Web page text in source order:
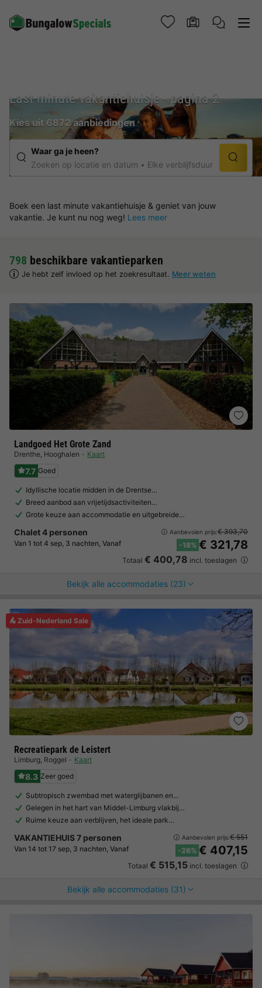
Last minute vakantiehuisje - pagina 2
Kies uit 6872 aanbiedingen
Waar ga je heen?
Zoeken op locatie en datum
Elke verblijfsduur
Boek een last minute vakantiehuisje & geniet van jouw
vakantie. Je kunt nu nog weg! Lees meer
798 beschikbare vakantieparken
Je hebt zelf invloed op het zoekresultaat. Meer weten
Landgoed Het Grote Zand
Drenthe, Hooghalen Kaart
7.7 Goed
Idyllische locatie midden in de Drentse…
Breed aanbod aan vrijetijdsactiviteiten…
Grote keuze aan accommodatie en uitgebreide…
Chalet 4 personen
Van 1 tot 4 sep, 3 nachten, Vanaf
Aanbevolen prijs:€ 393,70
-18% € 321,78
Totaal € 400,78 incl. toeslagen
Bekijk alle accommodaties (23)
Zuid-Nederland Sale
Recreatiepark de Leistert
Limburg, Roggel Kaart
8.3 Zeer goed
Subtropisch zwembad met waterglijbanen en…
Gelegen in het hart van Middel-Limburg vlakbij…
Ruime keuze aan verblijven, het ideale park…
VAKANTIEHUIS 7 personen
Van 14 tot 17 sep, 3 nachten, Vanaf
Aanbevolen prijs:€ 551
-26% € 407,15
Totaal € 515,15 incl. toeslagen
Bekijk alle accommodaties (31)